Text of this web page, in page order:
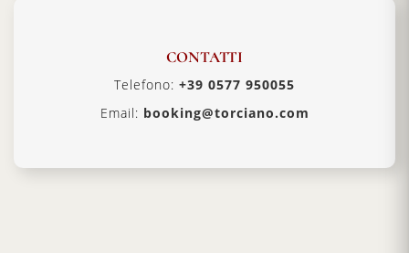
CONTATTI
Telefono: +39 0577 950055
Email: booking@torciano.com